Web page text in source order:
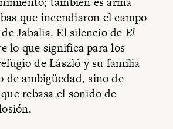
que incendiaron el campo
Jabalia. El silencio de El
lo que significa para los
de László y su familia
de ambigüedad, sino de
rebasa el sonido de